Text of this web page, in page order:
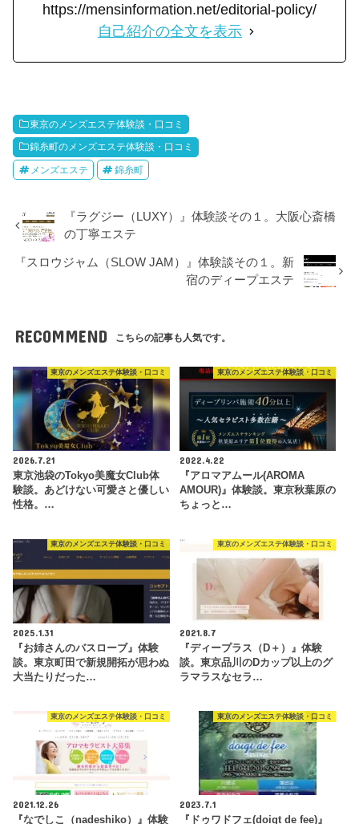
https://mensinformation.net/editorial-policy/
自己紹介の全文を表示
東京のメンズエステ体験談・口コミ
錦糸町のメンズエステ体験談・口コミ
メンズエステ 錦糸町
『ラグジー（LUXY）』体験談その１。大阪心斎橋
の丁寧エステ
『スロウジャム（SLOW JAM）』体験談その１。新
宿のディープエステ
RECOMMEND こちらの記事も人気です。
東京のメンズエステ体験談・口コミ
2026.7.21
東京池袋のTokyo美魔女Club体
験談。あどけない可愛さと優しい
性格。…
東京のメンズエステ体験談・口コミ
2022.4.22
『アロマアムール(AROMA
AMOUR)』体験談。東京秋葉原の
ちょっと…
東京のメンズエステ体験談・口コミ
2025.1.31
『お姉さんのバスローブ』体験
談。東京町田で新規開拓が思わぬ
大当たりだった…
東京のメンズエステ体験談・口コミ
2021.8.7
『ディープラス（D＋）』体験
談。東京品川のDカップ以上のグ
ラマラスなセラ…
東京のメンズエステ体験談・口コミ
2021.12.26
『なでしこ（nadeshiko）』体験
東京のメンズエステ体験談・口コミ
2023.7.1
『ドゥワドフェ(doigt de fee)』